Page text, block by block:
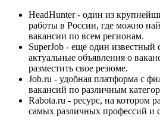
HeadHunter - один из
работы в России, где можно
вакансии по всем регионам.
SuperJob - еще один известный
актуальные объявления о
разместить свое резюме.
Job.ru - удобная платформа с
вакансий по различным
Rabota.ru - ресурс, на котором
самых различных профессий и